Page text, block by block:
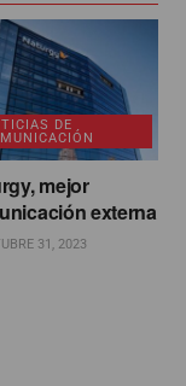
DE
mejor
externa
31, 2023